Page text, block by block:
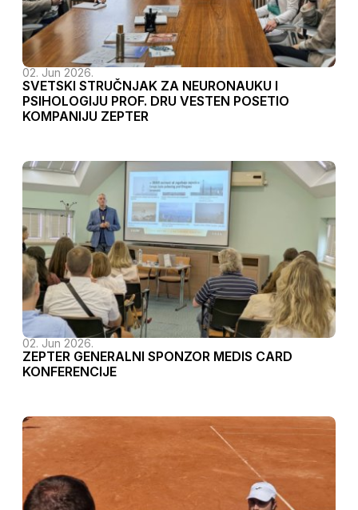
02. Jun 2026.
SVETSKI STRUČNJAK ZA NEURONAUKU I
PSIHOLOGIJU PROF. DRU VESTEN POSETIO
KOMPANIJU ZEPTER
02. Jun 2026.
ZEPTER GENERALNI SPONZOR MEDIS CARD
KONFERENCIJE